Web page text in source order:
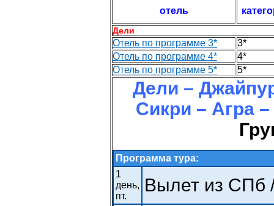
отель
Дели
Отель по программе 3*
3*
Отель по программе 4*
4*
Отель по программе 5*
5*
Дели –
Сикри – Агра
Программа тура:
1
день,
пт.
Вылет из СПб